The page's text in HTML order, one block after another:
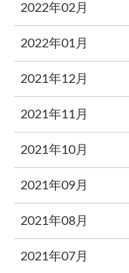
2022年02月
2022年01月
2021年12月
2021年11月
2021年10月
2021年09月
2021年08月
2021年07月